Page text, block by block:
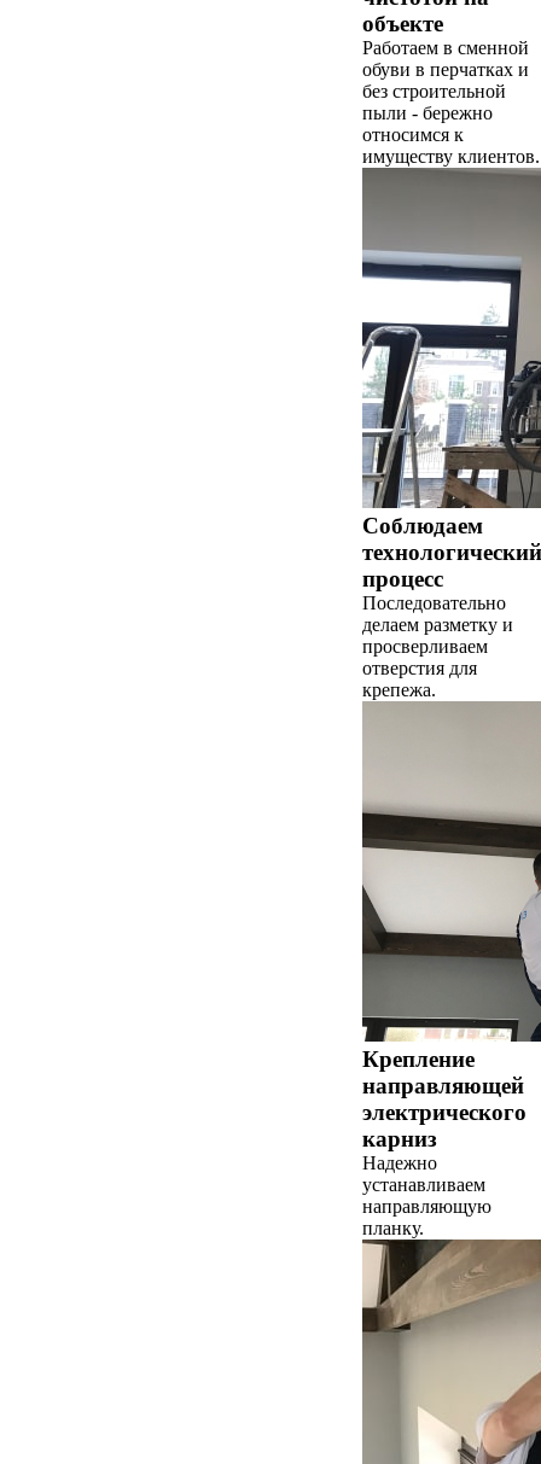
объекте
Работаем в сменной
обуви в перчатках и
без строительной
пыли - бережно
относимся к
имуществу клиентов.
Соблюдаем
технологический
процесс
Последовательно
делаем разметку и
просверливаем
отверстия для
крепежа.
Крепление
направляющей
электрического
карниз
Надежно
устанавливаем
направляющую
планку.